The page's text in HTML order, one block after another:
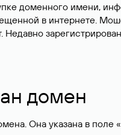
доменного имени,
в интернете.
домен
Она указана в поле